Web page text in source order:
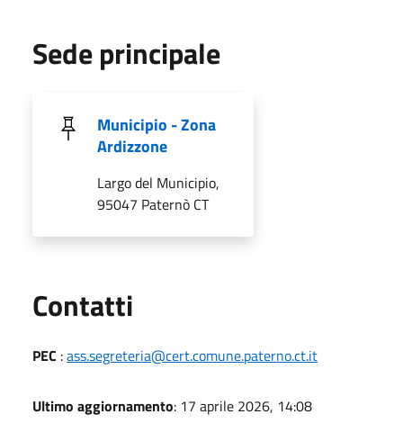
Sede principale
Municipio - Zona
Ardizzone
Largo del Municipio,
95047 Paternò CT
Contatti
PEC :ass.segreteria@cert.comune.paterno.ct.it
Ultimo aggiornamento: 17 aprile 2026, 14:08